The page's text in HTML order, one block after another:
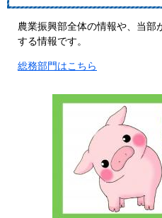
農業振興部全体の情報や、当部
する情報です。
総務部門はこちら